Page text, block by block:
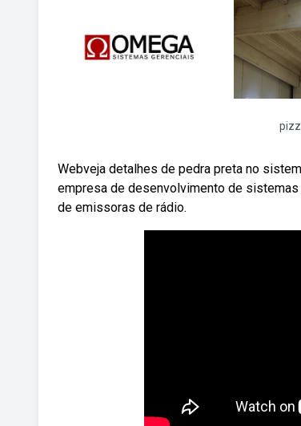
Webveja detalhes de pedra preta no
empresa de desenvolvimento de
de emissoras de rádio.